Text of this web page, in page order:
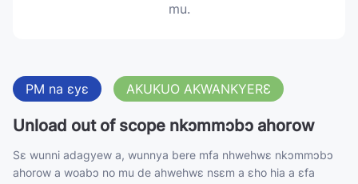
mu.
PM na ɛyɛ AKUKUO AKWANKYERƐ
Unload out of scope nkɔmmɔbɔ ahorow
Sɛ wunni adagyew a, wunnya bere mfa nhwehwɛ nkɔmmɔbɔ
ahorow a woabɔ no mu de ahwehwɛ nsɛm a ɛho hia a ɛfa